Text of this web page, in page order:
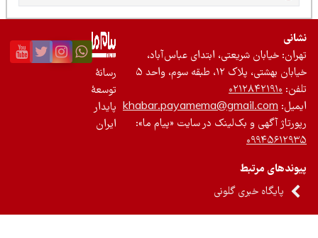
خیابان شریعتی، ابتدای عباس‌آباد،
بهشتی، پلاک ۱۲، طبقه سوم، واحد ۵
۰۲۱۲۸۴۲۱۹۱۰
khabar.payamema@gmail.com
آگهی و بک‌لینک در سایت «پیام ما»:
مرتبط
پایگاه خبری گلونی
رسانۀ
توسعۀ
پایدار
ایران